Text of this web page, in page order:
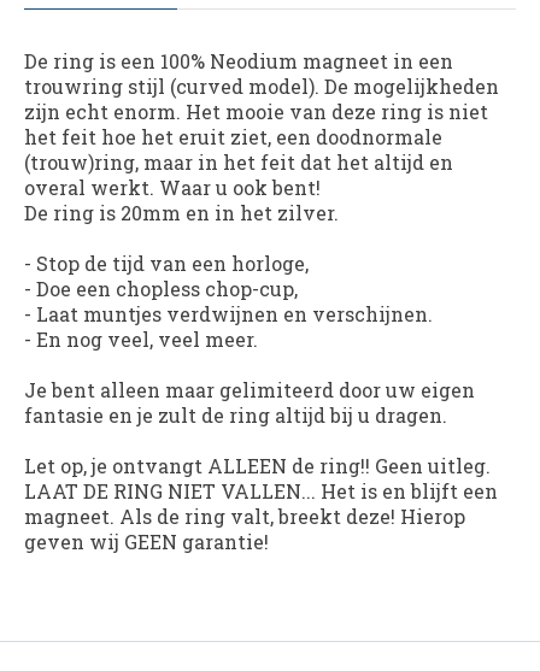
De ring is een 100% Neodium magneet in een
trouwring stijl (curved model). De mogelijkheden
zijn echt enorm. Het mooie van deze ring is niet
het feit hoe het eruit ziet, een doodnormale
(trouw)ring, maar in het feit dat het altijd en
overal werkt. Waar u ook bent!
De ring is 20mm en in het zilver.
- Stop de tijd van een horloge,
- Doe een chopless chop-cup,
- Laat muntjes verdwijnen en verschijnen.
- En nog veel, veel meer.
Je bent alleen maar gelimiteerd door uw eigen
fantasie en je zult de ring altijd bij u dragen.
Let op, je ontvangt ALLEEN de ring!! Geen uitleg.
LAAT DE RING NIET VALLEN... Het is en blijft een
magneet. Als de ring valt, breekt deze! Hierop
geven wij GEEN garantie!